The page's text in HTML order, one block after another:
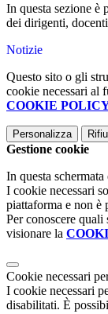
In questa sezione è
dei dirigenti,
Notizie
Questo sito o gli
cookie necessari al
COOKIE
Personalizza
Gestione cookie
In questa
I cookie necessari
piattaforma e non è
Per conoscere
visionare la
Cookie necessari
I cookie necessari
disabilitati. È